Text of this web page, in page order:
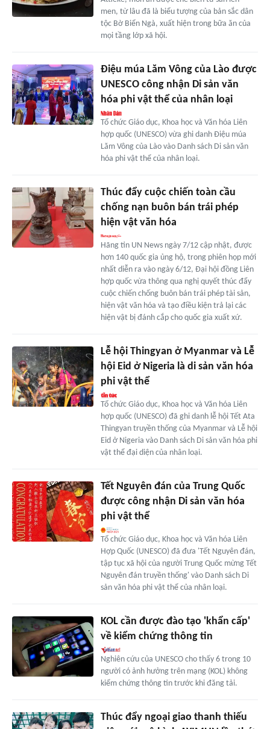
men, từ lâu đã là biểu tượng của bản sắc dân
tộc Bờ Biển Ngà, xuất hiện trong bữa ăn của
mọi tầng lớp xã hội.
Điệu múa Lăm Vông của Lào được
UNESCO công nhận Di sản văn
hóa phi vật thể của nhân loại
Tổ chức Giáo dục, Khoa học và Văn hóa Liên
hợp quốc (UNESCO) vừa ghi danh Điệu múa
Lăm Vông của Lào vào Danh sách Di sản văn
hóa phi vật thể của nhân loại.
Thúc đẩy cuộc chiến toàn cầu
chống nạn buôn bán trái phép
hiện vật văn hóa
Hãng tin UN News ngày 7/12 cập nhật, được
hơn 140 quốc gia ủng hộ, trong phiên họp mới
nhất diễn ra vào ngày 6/12, Đại hội đồng Liên
hợp quốc vừa thông qua nghị quyết thúc đẩy
cuộc chiến chống buôn bán trái phép tài sản,
hiện vật văn hóa và tạo điều kiện trả lại các
hiện vật bị đánh cắp cho quốc gia xuất xứ.
Lễ hội Thingyan ở Myanmar và Lễ
hội Eid ở Nigeria là di sản văn hóa
phi vật thể
Tổ chức Giáo dục, Khoa học và Văn hóa Liên
hợp quốc (UNESCO) đã ghi danh lễ hội Tết Ata
Thingyan truyền thống của Myanmar và Lễ hội
Eid ở Nigeria vào Danh sách Di sản văn hóa phi
vật thể đại diện của nhân loại.
Tết Nguyên đán của Trung Quốc
được công nhận Di sản văn hóa
phi vật thể
Tổ chức Giáo dục, Khoa học và Văn hóa Liên
Hợp Quốc (UNESCO) đã đưa 'Tết Nguyên đán,
tập tục xã hội của người Trung Quốc mừng Tết
Nguyên đán truyền thống' vào Danh sách Di
sản văn hóa phi vật thể của nhân loại.
KOL cần được đào tạo 'khẩn cấp'
về kiểm chứng thông tin
Nghiên cứu của UNESCO cho thấy 6 trong 10
người có ảnh hưởng trên mạng (KOL) không
kiểm chứng thông tin trước khi đăng tải.
Thúc đẩy ngoại giao thanh thiếu